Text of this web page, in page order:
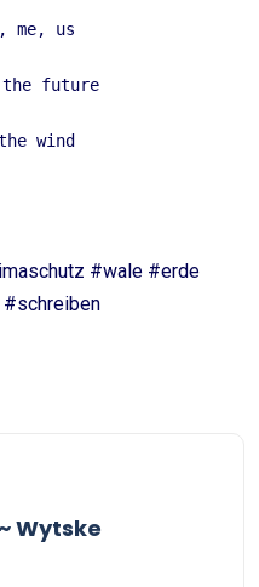
me, us
future
wind
#wale #erde
Wytske